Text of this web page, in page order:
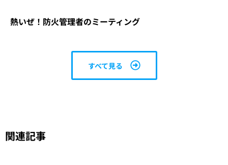
熱いぜ！防火管理者のミーティング
すべて見る
関連記事